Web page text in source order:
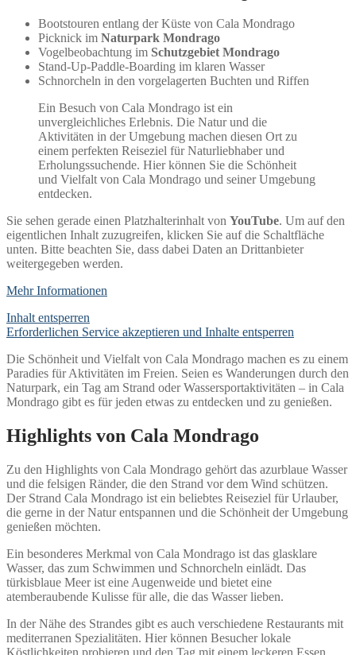
Bootstouren entlang der Küste von Cala Mondrago
Picknick im Naturpark Mondrago
Vogelbeobachtung im Schutzgebiet Mondrago
Stand-Up-Paddle-Boarding im klaren Wasser
Schnorcheln in den vorgelagerten Buchten und Riffen
Ein Besuch von Cala Mondrago ist ein
unvergleichliches Erlebnis. Die Natur und die
Aktivitäten in der Umgebung machen diesen Ort zu
einem perfekten Reiseziel für Naturliebhaber und
Erholungssuchende. Hier können Sie die Schönheit
und Vielfalt von Cala Mondrago und seiner Umgebung
entdecken.
Sie sehen gerade einen Platzhalterinhalt von YouTube. Um auf den
eigentlichen Inhalt zuzugreifen, klicken Sie auf die Schaltfläche
unten. Bitte beachten Sie, dass dabei Daten an Drittanbieter
weitergegeben werden.
Mehr Informationen
Inhalt entsperren
Erforderlichen Service akzeptieren und Inhalte entsperren
Die Schönheit und Vielfalt von Cala Mondrago machen es zu einem
Paradies für Aktivitäten im Freien. Seien es Wanderungen durch den
Naturpark, ein Tag am Strand oder Wassersportaktivitäten – in Cala
Mondrago gibt es für jeden etwas zu entdecken und zu genießen.
Highlights von Cala Mondrago
Zu den Highlights von Cala Mondrago gehört das azurblaue Wasser
und die felsigen Ränder, die den Strand vor dem Wind schützen.
Der Strand Cala Mondrago ist ein beliebtes Reiseziel für Urlauber,
die gerne in der Natur entspannen und die Schönheit der Umgebung
genießen möchten.
Ein besonderes Merkmal von Cala Mondrago ist das glasklare
Wasser, das zum Schwimmen und Schnorcheln einlädt. Das
türkisblaue Meer ist eine Augenweide und bietet eine
atemberaubende Kulisse für alle, die das Wasser lieben.
In der Nähe des Strandes gibt es auch verschiedene Restaurants mit
mediterranen Spezialitäten. Hier können Besucher lokale
Köstlichkeiten probieren und den Tag mit einem leckeren Essen